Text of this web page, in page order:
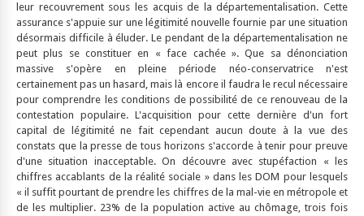
leur recouvrement sous les acquis de la départementalisation. Cette
assurance s'appuie sur une légitimité nouvelle fournie par une situation
désormais difficile à éluder. Le pendant de la départementalisation ne
peut plus se constituer en « face cachée ». Que sa dénonciation
massive s'opère en pleine période néo-conservatrice n'est
certainement pas un hasard, mais là encore il faudra le recul nécessaire
pour comprendre les conditions de possibilité de ce renouveau de la
contestation populaire. L'acquisition pour cette dernière d'un fort
capital de légitimité ne fait cependant aucun doute à la vue des
constats que la presse de tous horizons s'accorde à tenir pour preuve
d'une situation inacceptable. On découvre avec stupéfaction « les
chiffres accablants de la réalité sociale » dans les DOM pour lesquels
« il suffit pourtant de prendre les chiffres de la mal-vie en métropole et
de les multiplier. 23% de la population active au chômage, trois fois